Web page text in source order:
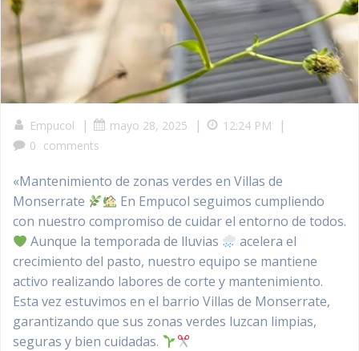
Empucol | mayo 28, 2025 | 12:24 PM |
0 comments
«Mantenimiento de zonas verdes en Villas de
Monserrate
En Empucol seguimos cumpliendo
con nuestro compromiso de cuidar el entorno de todos.
Aunque la temporada de lluvias
acelera el
crecimiento del pasto, nuestro equipo se mantiene
activo realizando labores de corte y mantenimiento.
Esta vez estuvimos en el barrio Villas de Monserrate,
garantizando que sus zonas verdes luzcan limpias,
seguras y bien cuidadas.